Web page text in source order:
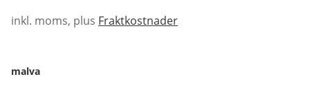
inkl. moms, plus Fraktkostnader
malva